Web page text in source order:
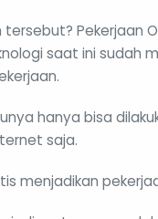
Pekerjaan
saat ini sudah
hanya bisa
saja.
menjadikan